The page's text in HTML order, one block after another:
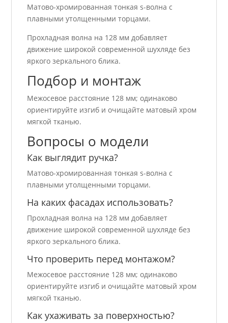
Матово-хромированная тонкая s-волна с
плавными утолщенными торцами.
Прохладная волна на 128 мм добавляет
движение широкой современной шухляде без
яркого зеркального блика.
Подбор и монтаж
Межосевое расстояние 128 мм; одинаково
ориентируйте изгиб и очищайте матовый хром
мягкой тканью.
Вопросы о модели
Как выглядит ручка?
Матово-хромированная тонкая s-волна с
плавными утолщенными торцами.
На каких фасадах использовать?
Прохладная волна на 128 мм добавляет
движение широкой современной шухляде без
яркого зеркального блика.
Что проверить перед монтажом?
Межосевое расстояние 128 мм; одинаково
ориентируйте изгиб и очищайте матовый хром
мягкой тканью.
Как ухаживать за поверхностью?